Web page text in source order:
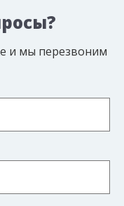
и мы перезвоним